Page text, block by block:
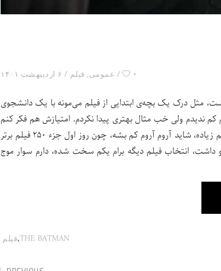
۶ اردیبهشت ۱۴۰۱ عمومی, فیلم ۰
مثل درک یک بچه‌ی ابتدایی از فیلم می‌مونه با یک دانشجوی
ندیدم ولی خب مثال بهتری پیدا نکردم. امتیازش هم فکر کنم
به خاطر این بالا باشه که بچه‌ها بهش امتیاز دادن، وگرنه ۸ خیلی برای این فیلم زیاده، شاید آروم آروم کم بشه، چون روز اول جزء ۲۵۰ فیلم برتر
داشت، انتخاب فیلم دیگه برام یکم سخت شده، دارم سوار موج
THE BATMAN
,فیلم